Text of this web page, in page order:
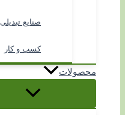
صنایع تبدیلی
کسب و کار
محصولات